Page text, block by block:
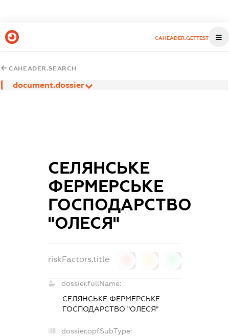
CAHEADER.GETTEST
CAHEADER.SEARCH
document.dossier
СЕЛЯНСЬКЕ
ФЕРМЕРСЬКЕ
ГОСПОДАРСТВО
"ОЛЕСЯ"
riskFactors.title
dossier.fullName:
СЕЛЯНСЬКЕ ФЕРМЕРСЬКЕ
ГОСПОДАРСТВО "ОЛЕСЯ"
dossier.opfSubType: